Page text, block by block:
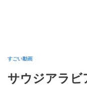
すごい動画
サウジアラビ